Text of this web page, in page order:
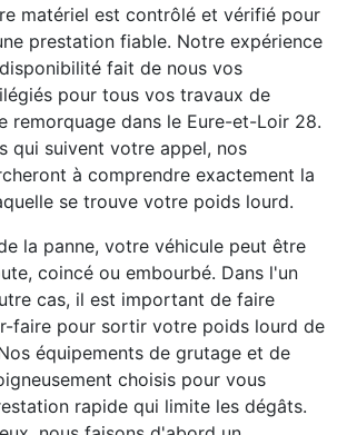
matériel est contrôlé et vérifié pour
prestation fiable. Notre expérience
fait de nous vos
pour tous vos travaux de
remorquage dans le Eure-et-Loir 28.
qui suivent votre appel, nos
à comprendre exactement la
se trouve votre poids lourd.
la panne, votre véhicule peut être
coincé ou embourbé. Dans l'un
cas, il est important de faire
faire pour sortir votre poids lourd de
équipements de grutage et de
choisis pour vous
rapide qui limite les dégâts.